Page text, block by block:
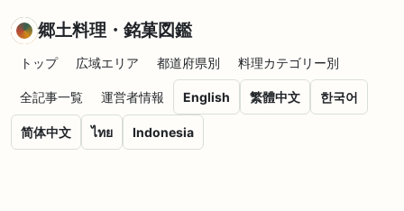
郷土料理・銘菓図鑑
トップ 広域エリア 都道府県別 料理カテゴリー別
全記事一覧 運営者情報 English 繁體中文 한국어
简体中文 ไทย Indonesia